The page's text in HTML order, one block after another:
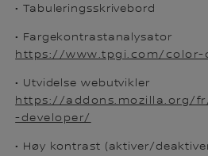
• Tabuleringsskrivebord
• Fargekontrastanalysator
https://www.tpgi.com/color-
• Utvidelse webutvikler
https://addons.mozilla.org/
-developer/
• Høy kontrast (aktiver/